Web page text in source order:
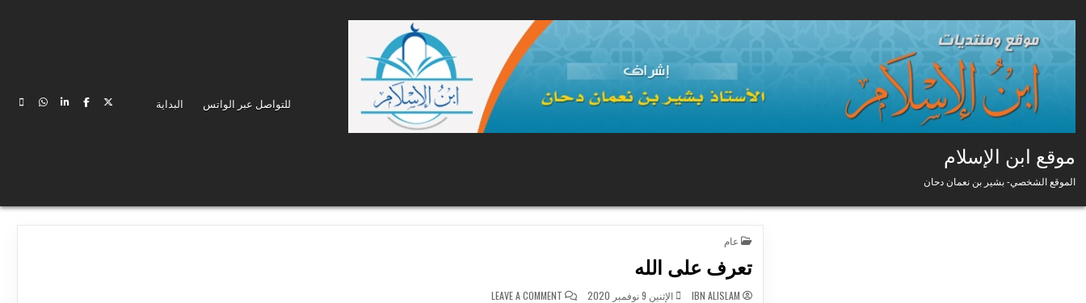
موقع ابن الإسلام
الموقع الشخصي- بشير بن نعمان دحان
البداية للتواصل عبر الواتس
POSTED IN
عام
تعرف على الله
IBN ALISLAM الإثنين 9 نوفمبر 2020 LEAVE A COMMENTON تعرف على الله